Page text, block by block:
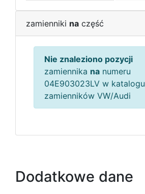
zamienniki na część
Nie znaleziono pozycji
zamiennika na numeru
04E903023LV w katalogu
zamienników VW/Audi
Dodatkowe dane